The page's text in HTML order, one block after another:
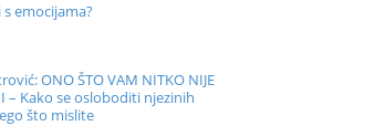
emocijama?
ONO ŠTO VAM NITKO NIJE
– Kako se osloboditi njezinih
što mislite